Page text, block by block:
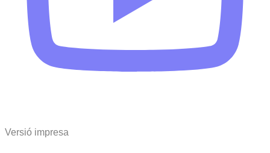
Versió impresa